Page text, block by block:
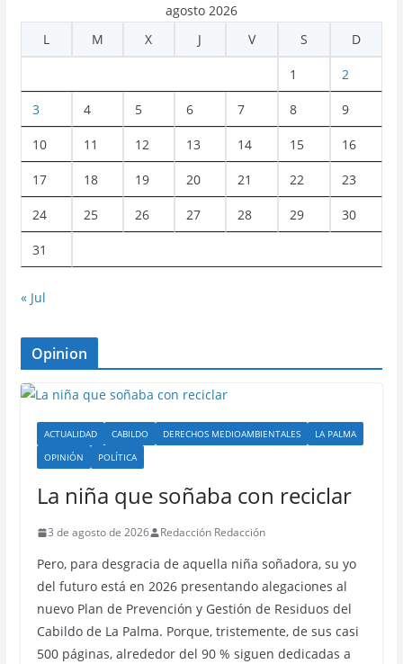
agosto 2026
L
M X J V S D
1 2
3 4 5 6 7 8 9
10 11 12 13 14 15 16
17 18 19 20 21 22 23
24 25 26 27 28 29 30
31
« Jul
Opinion
ACTUALIDAD CABILDO DERECHOS MEDIOAMBIENTALES
LA PALMA
OPINIÓN
POLÍTICA
La niña que soñaba con reciclar
3 de agosto de 2026 Redacción Redacción
Pero, para desgracia de aquella niña soñadora, su yo
del futuro está en 2026 presentando alegaciones al
nuevo Plan de Prevención y Gestión de Residuos del
Cabildo de La Palma. Porque, tristemente, de sus casi
500 páginas, alrededor del 90 % siguen dedicadas a